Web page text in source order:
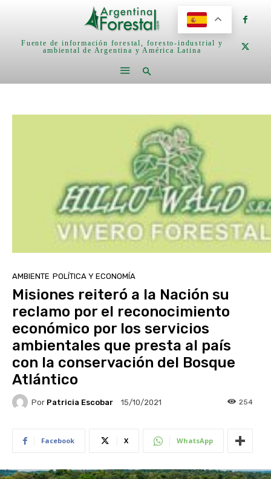
Fuente de información forestal, foresto-industrial y
ambiental de Argentina y América Latina
AMBIENTE POLÍTICA Y ECONOMÍA
Misiones reiteró a la Nación su
reclamo por el reconocimiento
económico por los servicios
ambientales que presta al país
con la conservación del Bosque
Atlántico
Por Patricia Escobar 15/10/2021 254
Facebook X WhatsApp